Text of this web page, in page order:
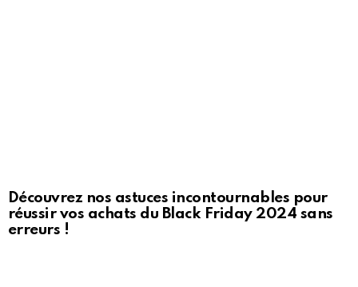
Découvrez nos astuces incontournables pour
réussir vos achats du Black Friday 2024 sans
erreurs !